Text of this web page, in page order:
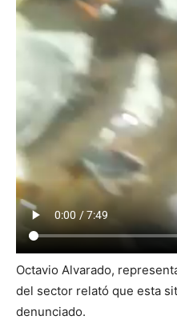
Octavio Alvarado,
del sector relató que esta
denunciado.